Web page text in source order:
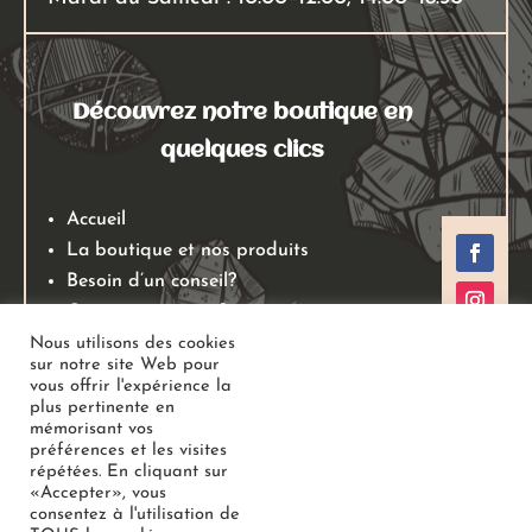
Découvrez notre boutique en
quelques clics
Accueil
La boutique et nos produits
Besoin d’un conseil?
Mentions légales
Conditions générales de ventes
Politiques de retours
Politique de confidentialité
Copyright Au Jardin des Gemmes
Nous utilisons des cookies
sur notre site Web pour
vous offrir l'expérience la
plus pertinente en
mémorisant vos
préférences et les visites
répétées. En cliquant sur
«Accepter», vous
consentez à l'utilisation de